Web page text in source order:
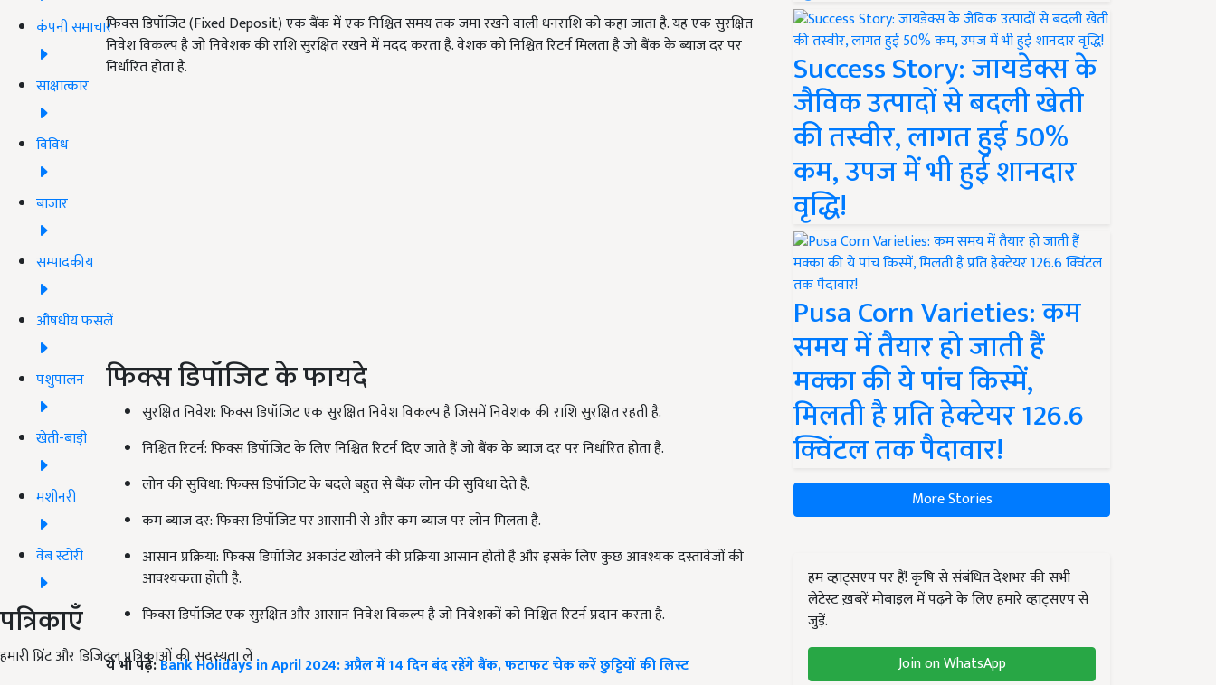
कंपनी समाचार
साक्षात्कार
विविध
बाजार
सम्पादकीय
औषधीय फसलें
पशुपालन
खेती-बाड़ी
मशीनरी
वेब स्टोरी
पत्रिकाएँ
हमारी प्रिंट और डिजिटल पत्रिकाओं की सदस्यता लें
फिक्स डिपॉजिट (Fixed Deposit) एक बैंक में एक निश्चित समय तक जमा रखने वाली धनराशि को कहा जाता है. यह एक सुरक्षित
निवेश विकल्प है जो निवेशक की राशि सुरक्षित रखने में मदद करता है. वेशक को निश्चित रिटर्न मिलता है जो बैंक के ब्याज दर पर
निर्धारित होता है.
फिक्स डिपॉजिट के फायदे
सुरक्षित निवेश: फिक्स डिपॉजिट एक सुरक्षित निवेश विकल्प है जिसमें निवेशक की राशि सुरक्षित रहती है.
निश्चित रिटर्न: फिक्स डिपॉजिट के लिए निश्चित रिटर्न दिए जाते हैं जो बैंक के ब्याज दर पर निर्धारित होता है.
लोन की सुविधा: फिक्स डिपॉजिट के बदले बहुत से बैंक लोन की सुविधा देते हैं.
कम ब्याज दर: फिक्स डिपॉजिट पर आसानी से और कम ब्याज पर लोन मिलता है.
आसान प्रक्रिया: फिक्स डिपॉजिट अकाउंट खोलने की प्रक्रिया आसान होती है और इसके लिए कुछ आवश्यक दस्तावेजों की
आवश्यकता होती है.
फिक्स डिपॉजिट एक सुरक्षित और आसान निवेश विकल्प है जो निवेशकों को निश्चित रिटर्न प्रदान करता है.
ये भी पढ़ें:Bank Holidays in April 2024: अप्रैल में 14 दिन बंद रहेंगे बैंक, फटाफट चेक करें छुट्टियों की लिस्ट
Success Story: जायडेक्स के
जैविक उत्पादों से बदली खेती
की तस्वीर, लागत हुई 50%
कम, उपज में भी हुई शानदार
वृद्धि!
Pusa Corn Varieties: कम
समय में तैयार हो जाती हैं
मक्का की ये पांच किस्में,
मिलती है प्रति हेक्टेयर 126.6
क्विंटल तक पैदावार!
More Stories
हम व्हाट्सएप पर हैं! कृषि से संबंधित देशभर की सभी
लेटेस्ट ख़बरें मोबाइल में पढ़ने के लिए हमारे व्हाट्सएप से
जुड़ें.
Join on WhatsApp